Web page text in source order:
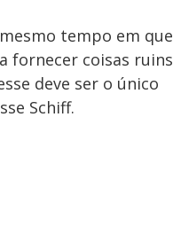
tempo em que
fornecer coisas ruins
deve ser o único
Schiff.